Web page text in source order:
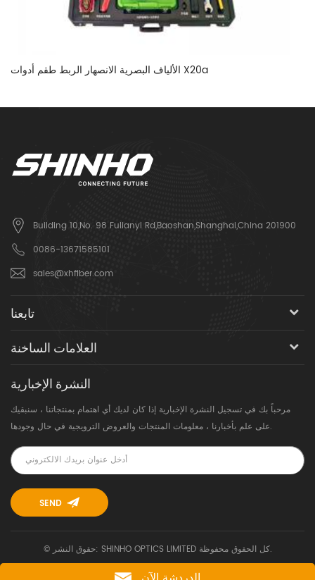
الألياف البصرية الانصهار الربط طقم أدوات X20a
Building 10,No. 98 Fulianyi Rd,Baoshan,Shanghai,China 201900
0086-13671585101
sales@xhfiber.com
تابعنا
العلامات الساخنة
النشرة الإخبارية
مرحباً بك في تسجيل النشرة الإخبارية إذا كان لديك أي اهتمام بمنتجاتنا ، سنبقيك
على علم بأخبارنا ، معلومات المنتجات والعروض الترويجية في حال وجودها.
© حقوق النشر: SHINHO OPTICS LIMITED كل الحقوق محفوظة.